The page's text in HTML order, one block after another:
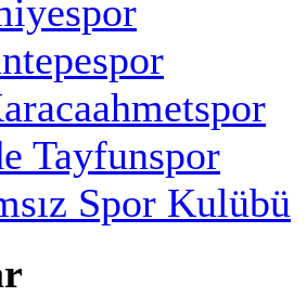
Tayfunspor
Spor Kulübü